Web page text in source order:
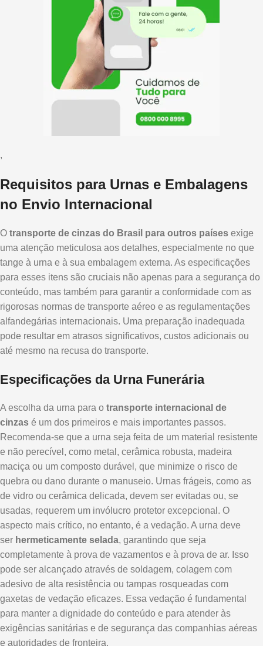
,
Requisitos para Urnas e Embalagens
no Envio Internacional
O transporte de cinzas do Brasil para outros países exige
uma atenção meticulosa aos detalhes, especialmente no que
tange à urna e à sua embalagem externa. As especificações
para esses itens são cruciais não apenas para a segurança do
conteúdo, mas também para garantir a conformidade com as
rigorosas normas de transporte aéreo e as regulamentações
alfandegárias internacionais. Uma preparação inadequada
pode resultar em atrasos significativos, custos adicionais ou
até mesmo na recusa do transporte.
Especificações da Urna Funerária
A escolha da urna para o transporte internacional de
cinzas é um dos primeiros e mais importantes passos.
Recomenda-se que a urna seja feita de um material resistente
e não perecível, como metal, cerâmica robusta, madeira
maciça ou um composto durável, que minimize o risco de
quebra ou dano durante o manuseio. Urnas frágeis, como as
de vidro ou cerâmica delicada, devem ser evitadas ou, se
usadas, requerem um invólucro protetor excepcional. O
aspecto mais crítico, no entanto, é a vedação. A urna deve
ser hermeticamente selada, garantindo que seja
completamente à prova de vazamentos e à prova de ar. Isso
pode ser alcançado através de soldagem, colagem com
adesivo de alta resistência ou tampas rosqueadas com
gaxetas de vedação eficazes. Essa vedação é fundamental
para manter a dignidade do conteúdo e para atender às
exigências sanitárias e de segurança das companhias aéreas
e autoridades de fronteira.